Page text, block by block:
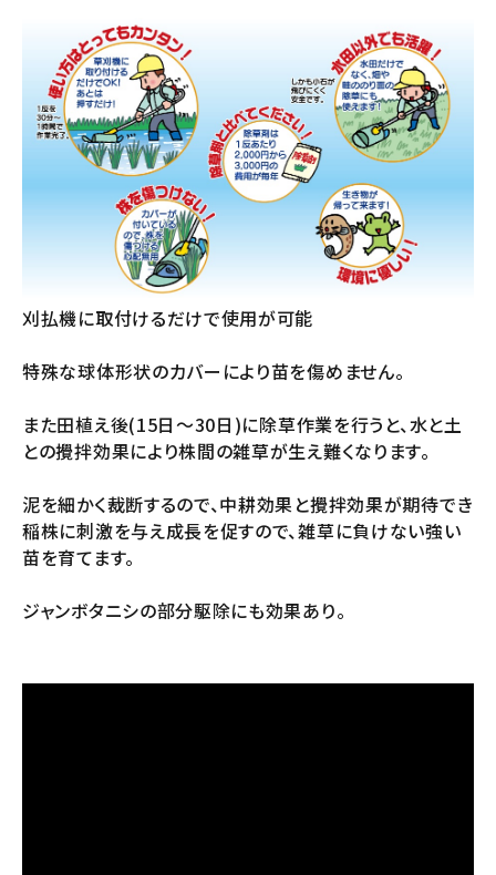
刈払機に取付けるだけで使用が可能
特殊な球体形状のカバーにより苗を傷めません。
また田植え後(15日～30日)に除草作業を行うと、水と土
との攪拌効果により株間の雑草が生え難くなります。
泥を細かく裁断するので、中耕効果と攪拌効果が期待でき
稲株に刺激を与え成長を促すので、雑草に負けない強い
苗を育てます。
ジャンボタニシの部分駆除にも効果あり。